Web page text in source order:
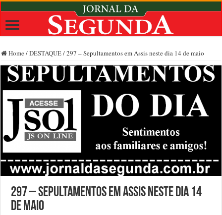
Home /DESTAQUE/297 – Sepultamentos em Assis neste dia 14 de maio
297 – Sepultamentos em Assis neste dia 14
de maio